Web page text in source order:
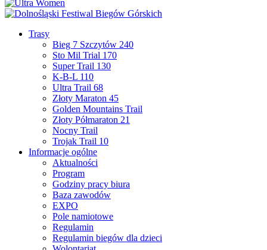
Trasy
Bieg 7 Szczytów 240
Sto Mil Trial 170
Super Trail 130
K-B-L 110
Ultra Trail 68
Złoty Maraton 45
Golden Mountains Trail
Złoty Półmaraton 21
Nocny Trail
Trojak Trail 10
Informacje ogólne
Aktualności
Program
Godziny pracy biura
Baza zawodów
EXPO
Pole namiotowe
Regulamin
Regulamin biegów dla dzieci